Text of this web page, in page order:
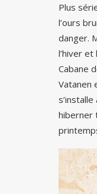
Plus
l’ours
danger.
l’hiver et
Cabane
Vatanen
hiberner